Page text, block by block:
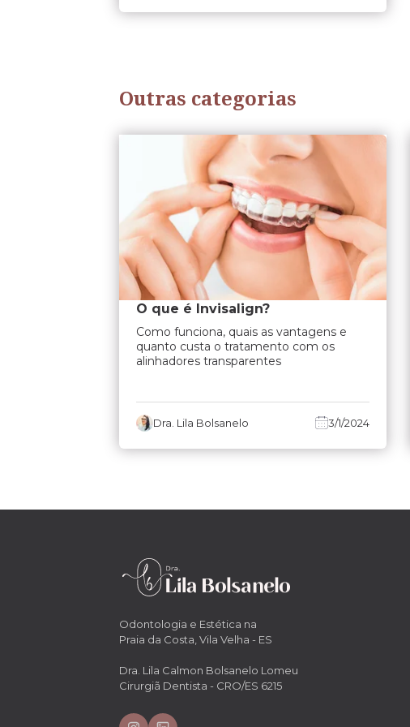
Outras categorias
O que é Invisalign?
Como funciona, quais as vantagens e
quanto custa o tratamento com os
alinhadores transparentes
Dra. Lila Bolsanelo 3/1/2024
Odontologia e Estética na
Praia da Costa, Vila Velha - ES
Dra. Lila Calmon Bolsanelo Lomeu
Cirurgiã Dentista - CRO/ES 6215